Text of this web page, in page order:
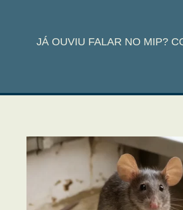
JÁ OUVIU FALAR NO MIP?